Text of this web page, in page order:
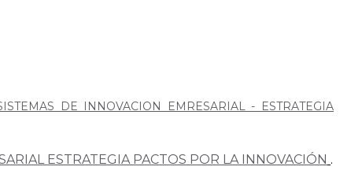
DE INNOVACION EMRESARIAL - ESTRATEGIA
ESTRATEGIA PACTOS POR LA INNOVACIÓN .